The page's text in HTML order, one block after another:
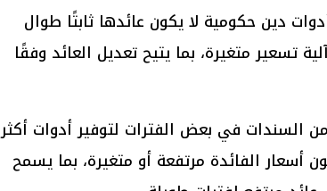
دين حكومية لا يكون عائدها ثابتًا طوال
تسعير متغيرة، بما يتيح تعديل العائد وفقًا
السندات في بعض الفترات لتوفير أدوات أكثر
أسعار الفائدة مرتفعة أو متغيرة، بما يسمح